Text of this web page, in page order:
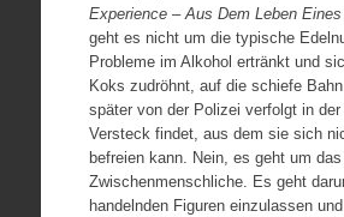
Experience – Aus Dem Leben
geht es nicht um die typische
Probleme im Alkohol ertränkt und
Koks zudröhnt, auf die schiefe
später von der Polizei verfolgt in
Versteck findet, aus dem sie sich
befreien kann. Nein, es geht um das
Zwischenmenschliche. Es geht
handelnden Figuren einzulassen